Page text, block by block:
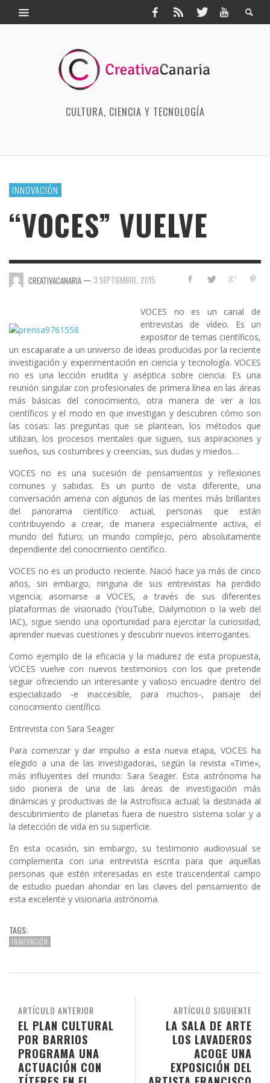
CULTURA, CIENCIA Y TECNOLOGÍA
INNOVACIÓN
“VOCES” VUELVE
CREATIVACANARIA — 3 SEPTIEMBRE, 2015
VOCES no es un canal de
entrevistas de vídeo. Es un
expositor de temas científicos,
un escaparate a un universo de ideas producidas por la reciente
investigación y experimentación en ciencia y tecnología. VOCES
no es una lección erudita y aséptica sobre ciencia. Es una
reunión singular con profesionales de primera línea en las áreas
más básicas del conocimiento, otra manera de ver a los
científicos y el modo en que investigan y descubren cómo son
las cosas: las preguntas que se plantean, los métodos que
utilizan, los procesos mentales que siguen, sus aspiraciones y
sueños, sus costumbres y creencias, sus dudas y miedos…
VOCES no es una sucesión de pensamientos y reflexiones
comunes y sabidas. Es un punto de vista diferente, una
conversación amena con algunos de las mentes más brillantes
del panorama científico actual, personas que están
contribuyendo a crear, de manera especialmente activa, el
mundo del futuro; un mundo complejo, pero absolutamente
dependiente del conocimiento científico.
VOCES no es un producto reciente. Nació hace ya más de cinco
años, sin embargo, ninguna de sus entrevistas ha perdido
vigencia; asomarse a VOCES, a través de sus diferentes
plataformas de visionado (YouTube, Dailymotion o la web del
IAC), sigue siendo una oportunidad para ejercitar la curiosidad,
aprender nuevas cuestiones y descubrir nuevos interrogantes.
Como ejemplo de la eficacia y la madurez de esta propuesta,
VOCES vuelve con nuevos testimonios con los que pretende
seguir ofreciendo un interesante y valioso encuadre dentro del
especializado -e inaccesible, para muchos-, paisaje del
conocimiento científico.
Entrevista con Sara Seager
Para comenzar y dar impulso a esta nueva etapa, VOCES ha
elegido a una de las investigadoras, según la revista «Time»,
más influyentes del mundo: Sara Seager. Esta astrónoma ha
sido pionera de una de las áreas de investigación más
dinámicas y productivas de la Astrofísica actual; la destinada al
descubrimiento de planetas fuera de nuestro sistema solar y a
la detección de vida en su superficie.
En esta ocasión, sin embargo, su testimonio audiovisual se
complementa con una entrevista escrita para que aquellas
personas que estén interesadas en este trascendental campo
de estudio puedan ahondar en las claves del pensamiento de
esta excelente y visionaria astrónoma.
TAGS:
INNOVACIÓN
ARTÍCULO SIGUIENTE
LA SALA DE ARTE
LOS LAVADEROS
ACOGE UNA
EXPOSICIÓN DEL
ARTÍCULO ANTERIOR
EL PLAN CULTURAL
POR BARRIOS
PROGRAMA UNA
ACTUACIÓN CON